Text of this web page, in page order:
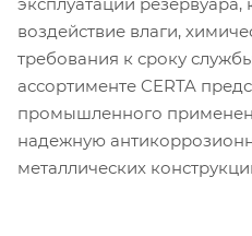
воздействие влаги,
требования к сроку
ассортименте CERTA
промышленного
надежную
металлических